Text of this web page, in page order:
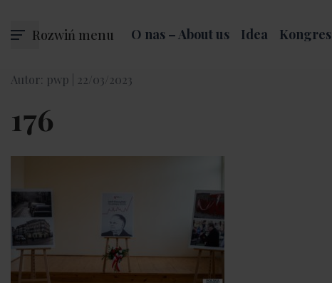
Rozwiń menu O nas – About us Idea Kongres
Autor: pwp | 22/03/2023
176